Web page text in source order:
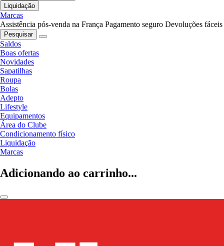
Liquidação
Marcas
Assistência pós-venda na França Pagamento seguro Devoluções fáceis
Pesquisar
Saldos
Boas ofertas
Novidades
Sapatilhas
Roupa
Bolas
Adepto
Lifestyle
Equipamentos
Área do Clube
Condicionamento físico
Liquidação
Marcas
Adicionando ao carrinho...